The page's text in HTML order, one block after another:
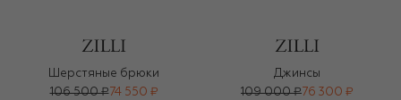
Шерстяные брюки
106 500 ₽74 550 ₽
Джинсы
109 000 ₽76 300 ₽